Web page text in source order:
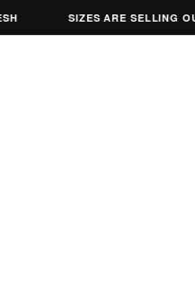
SIZES ARE SELLING OUT